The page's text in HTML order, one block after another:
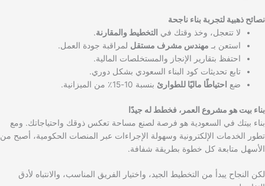
نصائح ذهبية لتجربة بناء ناجحة
لا تتعجل، وخذ وقتك في التخطيط والمقارنة.
استعن بـ مهندس مشرف مستقل لمراقبة جودة العمل.
احتفظ بتقارير الإنجاز والمستخلصات المالية.
تابع تحديثات كود البناء السعودي بشكل دوري.
ضع
احتياطًا ماليًا للطوارئ بنسبة 10-15٪ من الميزانية.
بناء بيت هو مشروع العمر، فخطط له جيدًا
بناء بيتك في السعودية هو فرصة لصنع مساحة تعكس ذوقك واحتياجاتك. ومع
تطور الخدمات الإلكترونية وسهولة الإجراءات عبر المنصات الحكومية، أصبح من
الأسهل متابعة كل خطوة بطريقة شفافة.
لكن النجاح يبدأ من التخطيط الجيد، واختيار الفريق المناسب، والانتباه لأدق